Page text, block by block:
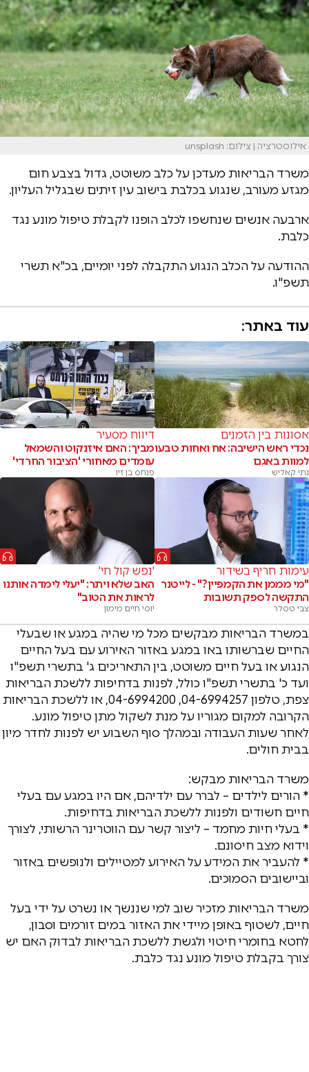
אילוסטרציה | צילום: unsplash
משרד הבריאות מעדכן על כלב משוטט, גדול בצבע חום
מגזע מעורב, שנגוע בכלבת בישוב עין זיתים שבגליל העליון.
ארבעה אנשים שנחשפו לכלב הופנו לקבלת טיפול מונע נגד
כלבת.
ההודעה על הכלב הנגוע התקבלה לפני יומיים, בכ"א תשרי
תשפ"ו.
עוד באתר:
אסונות בין הזמנים
נכדי ראש הישיבה: אח ואחות טבעו
למוות באגם
נתי קאליש
דיווח מסעיר
מביך: האם איזנקוט והשמאל
עומדים מאחורי 'הציבור החרדי'
פנחס בן זיו
עימות חריף בשידור
"מי מממן את הקמפיין?" - לייטנר
התקשה לספק תשובות
צבי טסלר
'נפש קול חי'
האב שלא ויתר: "יעלי לימדה אותנו
לראות את הטוב"
יוסי חיים מימון
במשרד הבריאות מבקשים מכל מי שהיה במגע או שבעלי
החיים שברשותו באו במגע באזור האירוע עם בעל החיים
הנגוע או בעל חיים משוטט, בין התאריכים ג' בתשרי תשפ"ו
ועד כ' בתשרי תשפ"ו כולל, לפנות בדחיפות ללשכת הבריאות
צפת, טלפון 04-6994257, 04-6994200, או ללשכת הבריאות
הקרובה למקום מגוריו על מנת לשקול מתן טיפול מונע.
לאחר שעות העבודה ובמהלך סוף השבוע יש לפנות לחדר מיון
בבית חולים.
משרד הבריאות מבקש:
* הורים לילדים – לברר עם ילדיהם, אם היו במגע עם בעלי
חיים חשודים ולפנות ללשכת הבריאות בדחיפות.
* בעלי חיות מחמד – ליצור קשר עם הווטרינר הרשותי, לצורך
וידוא מצב חיסונם.
* להעביר את המידע על האירוע למטיילים ולנופשים באזור
וביישובים הסמוכים.
משרד הבריאות מזכיר שוב למי שננשך או נשרט על ידי בעל
חיים, לשטוף באופן מיידי את האזור במים זורמים וסבון,
לחטא בחומרי חיטוי ולגשת ללשכת הבריאות לבדוק האם יש
צורך בקבלת טיפול מונע נגד כלבת.